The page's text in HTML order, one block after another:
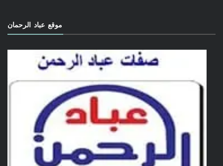
موقع عباد الرحمان